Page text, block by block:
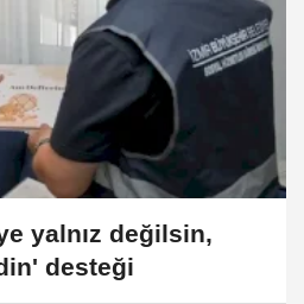
yalnız değilsin,
desteği